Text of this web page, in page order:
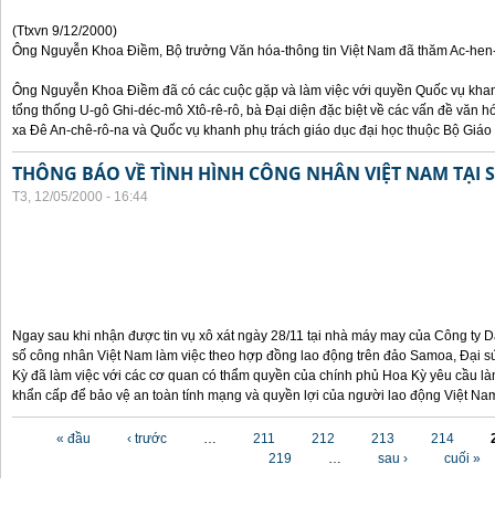
(Ttxvn 9/12/2000)
Ông Nguyễn Khoa Điềm, Bộ trưởng Văn hóa-thông tin Việt Nam đã thăm Ac-
Ông Nguyễn Khoa Điềm đã có các cuộc gặp và làm việc với quyền Quốc vụ
tổng thống U-gô Ghi-déc-mô Xtô-rê-rô, bà Đại diện đặc biệt về các vấn đề văn
xa Đê An-chê-rô-na và Quốc vụ khanh phụ trách giáo dục đại học thuộc Bộ
THÔNG BÁO VỀ TÌNH HÌNH CÔNG NHÂN VIỆT NAM TẠI
T3, 12/05/2000 - 16:44
Ngay sau khi nhận được tin vụ xô xát ngày 28/11 tại nhà máy may của Công ty
số công nhân Việt Nam làm việc theo hợp đồng lao động trên đảo Samoa, Đại
Kỳ đã làm việc với các cơ quan có thẩm quyền của chính phủ Hoa Kỳ yêu cầu
khẩn cấp để bảo vệ an toàn tính mạng và quyền lợi của người lao động Việt
« đầu ‹ trước … 211 212 213 214
219
… sau › cuối »